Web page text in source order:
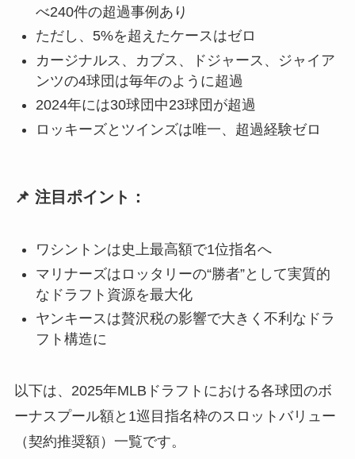
べ240件の超過事例あり
ただし、5%を超えたケースはゼロ
カージナルス、カブス、ドジャース、ジャイア
ンツの4球団は毎年のように超過
2024年には30球団中23球団が超過
ロッキーズとツインズは唯一、超過経験ゼロ
📌 注目ポイント ：
ワシントンは史上最高額で1位指名へ
マリナーズはロッタリーの“勝者”として実質的
なドラフト資源を最大化
ヤンキースは贅沢税の影響で大きく不利なドラ
フト構造に
以下は、2025年MLBドラフトにおける各球団のボ
ーナスプール額と1巡目指名枠のスロットバリュー
（契約推奨額）一覧です。